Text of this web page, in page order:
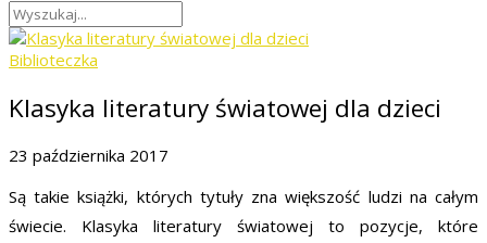
Biblioteczka
Klasyka literatury światowej dla dzieci
23 października 2017
Są takie książki, których tytuły zna większość ludzi na całym
świecie. Klasyka literatury światowej to pozycje, które